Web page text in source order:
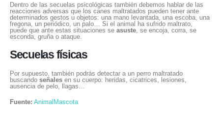
Dentro de las secuelas psicológicas también debemos hablar de las
reacciones adversas que los canes maltratados pueden tener ante
determinados gestos u objetos: una mano levantada, una escoba, una
fregona, un periódico, un palo… Si el animal ha sufrido maltrato,
puede que ante estas situaciones se asuste , se encoja, corra, se
esconda, gruña o ataque.
Secuelas físicas
Por supuesto, también podrás detectar a un perro maltratado
buscando señales en su cuerpo: heridas, cicatrices, lesiones,
ausencia de pelo, llagas…
Fuente: AnimalMascota